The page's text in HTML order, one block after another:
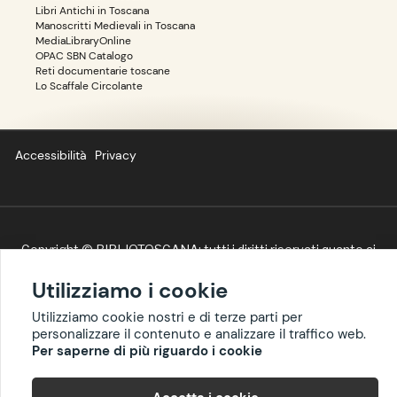
Libri Antichi in Toscana
Manoscritti Medievali in Toscana
MediaLibraryOnline
OPAC SBN Catalogo
Reti documentarie toscane
Lo Scaffale Circolante
Accessibilità Privacy
Copyright ©BIBLIOTOSCANA: tutti i diritti riservati quanto ai
riproducibili con licenza
Utilizziamo i cookie
Utilizziamo cookie nostri e di terze parti per
personalizzare il contenuto e analizzare il traffico web.
Per saperne di più riguardo i cookie